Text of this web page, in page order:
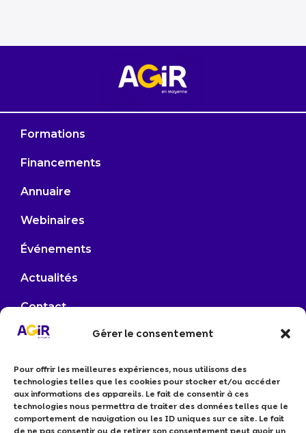
Gérer le consentement
Pour offrir les meilleures expériences, nous utilisons des
technologies telles que les cookies pour stocker et/ou accéder
aux informations des appareils. Le fait de consentir à ces
technologies nous permettra de traiter des données telles que le
comportement de navigation ou les ID uniques sur ce site. Le fait
Formations
Financements
Annuaire
Webinaires
Événements
Actualités
Contact
53000 LAVAL
Elina LEROI – 06 61 84 00 67
Arlène GAUTRÉ –06 38 33 64 94